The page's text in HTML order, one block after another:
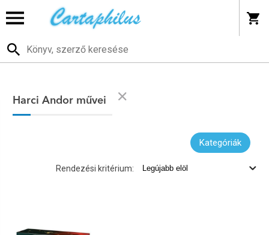
Harci Andor művei
Kategóriák
Rendezési kritérium: